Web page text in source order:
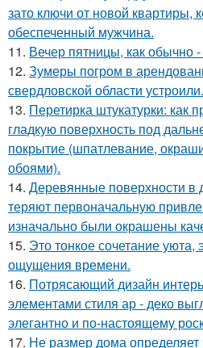
зато ключи от новой квартиры,
обеспеченный мужчина.
11. Вечер пятницы, как обычно
12. Зумеры погром в
свердловской области устроили.
13. Перетирка штукатурки: как
гладкую поверхность под
покрытие (шпатлевание,
обоями).
14. Деревянные поверхности в
теряют первоначальную
изначально были окрашены
15. Это тонкое сочетание уюта,
ощущения времени.
16. Потрясающий дизайн
элементами стиля ар - деко
элегантно и по-настоящему
17. Не размер дома определяет